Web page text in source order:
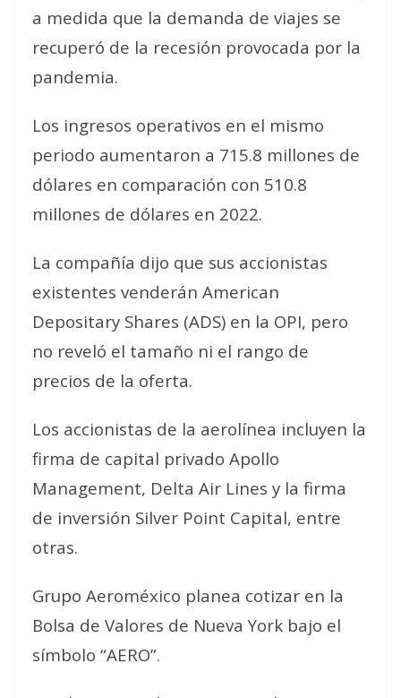
a medida que la demanda de viajes se
recuperó de la recesión provocada por la
pandemia.
Los ingresos operativos en el mismo
periodo aumentaron a 715.8 millones de
dólares en comparación con 510.8
millones de dólares en 2022.
La compañía dijo que sus accionistas
existentes venderán American
Depositary Shares (ADS) en la OPI, pero
no reveló el tamaño ni el rango de
precios de la oferta.
Los accionistas de la aerolínea incluyen la
firma de capital privado Apollo
Management, Delta Air Lines y la firma
de inversión Silver Point Capital, entre
otras.
Grupo Aeroméxico planea cotizar en la
Bolsa de Valores de Nueva York bajo el
símbolo “AERO”.